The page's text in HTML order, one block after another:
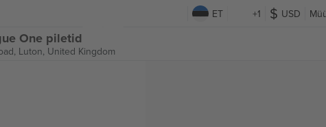
ET +1 USD
One piletid
Luton, United Kingdom